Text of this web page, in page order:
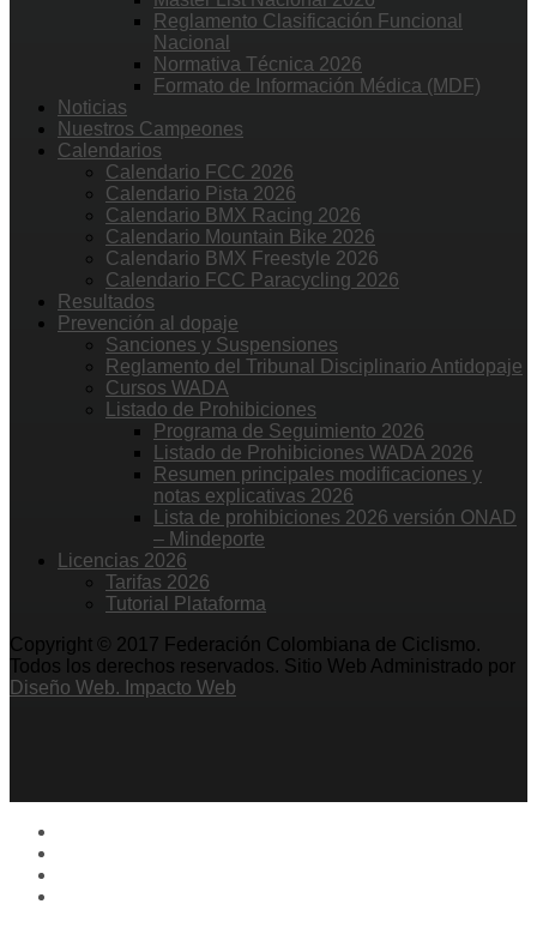
Reglamento Clasificación Funcional
Nacional
Normativa Técnica 2026
Formato de Información Médica (MDF)
Noticias
Nuestros Campeones
Calendarios
Calendario FCC 2026
Calendario Pista 2026
Calendario BMX Racing 2026
Calendario Mountain Bike 2026
Calendario BMX Freestyle 2026
Calendario FCC Paracycling 2026
Resultados
Prevención al dopaje
Sanciones y Suspensiones
Reglamento del Tribunal Disciplinario Antidopaje
Cursos WADA
Listado de Prohibiciones
Programa de Seguimiento 2026
Listado de Prohibiciones WADA 2026
Resumen principales modificaciones y
notas explicativas 2026
Lista de prohibiciones 2026 versión ONAD
– Mindeporte
Licencias 2026
Tarifas 2026
Tutorial Plataforma
Copyright © 2017 Federación Colombiana de Ciclismo.
Todos los derechos reservados. Sitio Web Administrado por
Diseño Web. Impacto Web